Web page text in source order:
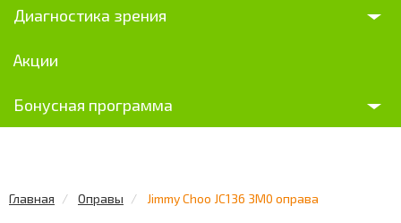
Диагностика зрения
Акции
Бонусная программа
Главная Оправы Jimmy Choo JC136 3M0 оправа